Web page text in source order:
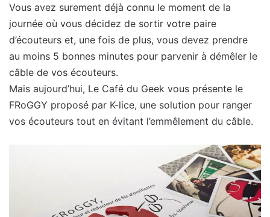
Vous avez surement déjà connu le moment de la
journée où vous décidez de sortir votre paire
d’écouteurs et, une fois de plus, vous devez prendre
au moins 5 bonnes minutes pour parvenir à démêler le
câble de vos écouteurs.
Mais aujourd’hui, Le Café du Geek vous présente le
FRoGGY proposé par K-lice, une solution pour ranger
vos écouteurs tout en évitant l’emmêlement du câble.